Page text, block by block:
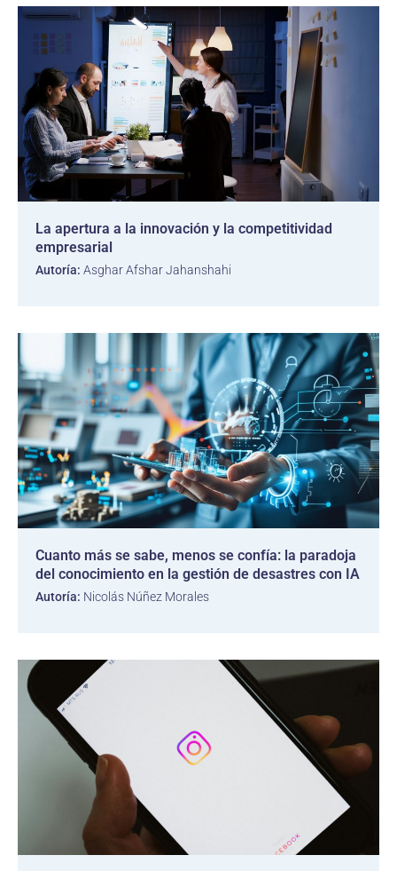
La apertura a la innovación y la competitividad
empresarial
Autoría: Asghar Afshar Jahanshahi
Cuanto más se sabe, menos se confía: la paradoja
del conocimiento en la gestión de desastres con IA
Autoría: Nicolás Núñez Morales